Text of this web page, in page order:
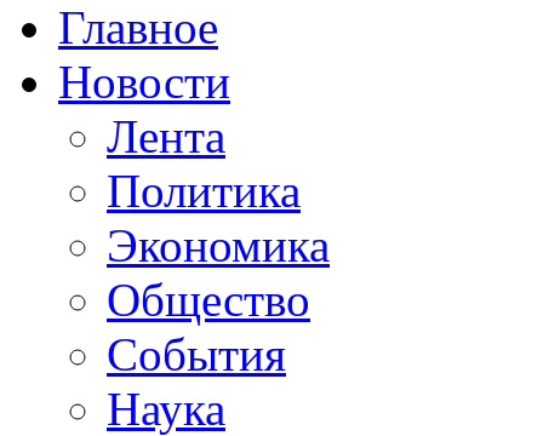
Главное
Новости
Лента
Политика
Экономика
Общество
События
Наука